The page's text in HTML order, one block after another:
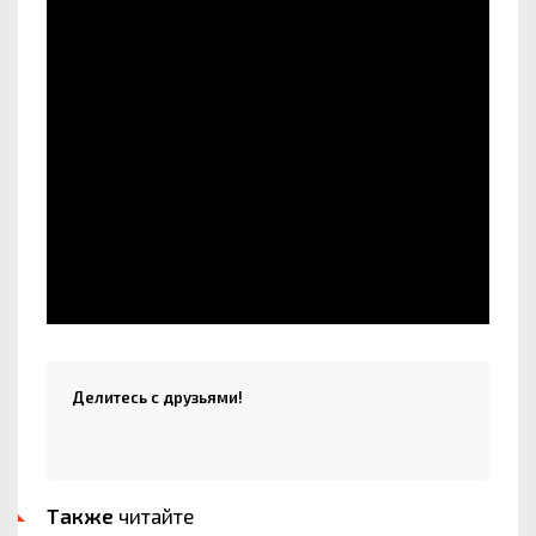
Делитесь с друзьями!
Также читайте